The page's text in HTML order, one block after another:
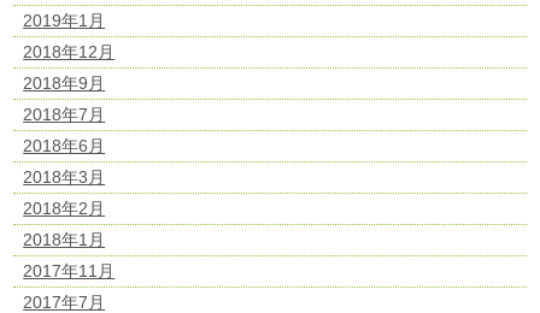
2019年1月
2018年12月
2018年9月
2018年7月
2018年6月
2018年3月
2018年2月
2018年1月
2017年11月
2017年7月